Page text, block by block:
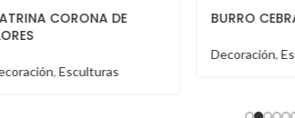
BURRO CEBRA